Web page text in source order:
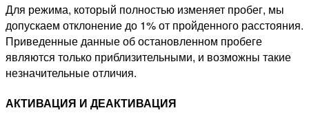
Для режима, который полностью изменяет пробег, мы
допускаем отклонение до 1% от пройденного расстояния.
Приведенные данные об остановленном пробеге
являются только приблизительными, и возможны такие
незначительные отличия.
АКТИВАЦИЯ И ДЕАКТИВАЦИЯ